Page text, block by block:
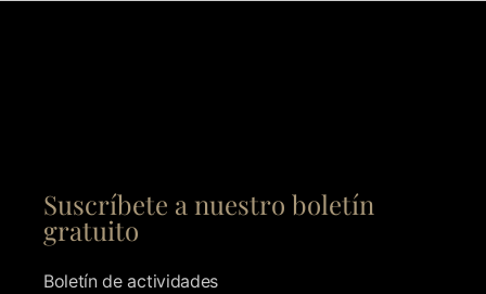
Suscríbete a nuestro boletín
gratuito
Boletín de actividades